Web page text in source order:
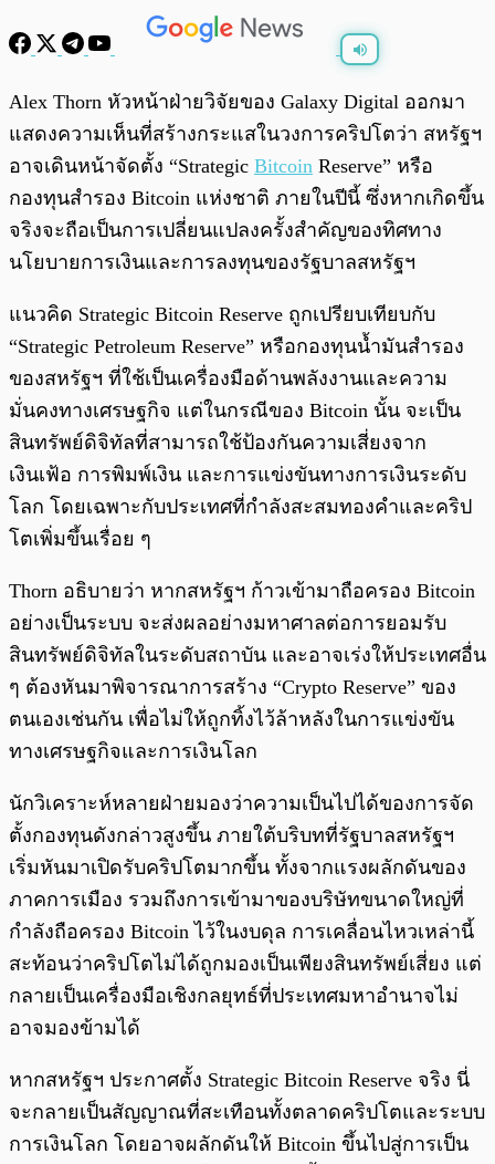
พร้อมเล่น
Alex Thorn หัวหน้าฝ่ายวิจัยของ Galaxy Digital ออกมา
แสดงความเห็นที่สร้างกระแสในวงการคริปโตว่า สหรัฐฯ
อาจเดินหน้าจัดตั้ง “Strategic Bitcoin Reserve” หรือ
กองทุนสำรอง Bitcoin แห่งชาติ ภายในปีนี้ ซึ่งหากเกิดขึ้น
จริงจะถือเป็นการเปลี่ยนแปลงครั้งสำคัญของทิศทาง
นโยบายการเงินและการลงทุนของรัฐบาลสหรัฐฯ
แนวคิด Strategic Bitcoin Reserve ถูกเปรียบเทียบกับ
“Strategic Petroleum Reserve” หรือกองทุนน้ำมันสำรอง
ของสหรัฐฯ ที่ใช้เป็นเครื่องมือด้านพลังงานและความ
มั่นคงทางเศรษฐกิจ แต่ในกรณีของ Bitcoin นั้น จะเป็น
สินทรัพย์ดิจิทัลที่สามารถใช้ป้องกันความเสี่ยงจาก
เงินเฟ้อ การพิมพ์เงิน และการแข่งขันทางการเงินระดับ
โลก โดยเฉพาะกับประเทศที่กำลังสะสมทองคำและคริป
โตเพิ่มขึ้นเรื่อย ๆ
Thorn อธิบายว่า หากสหรัฐฯ ก้าวเข้ามาถือครอง Bitcoin
อย่างเป็นระบบ จะส่งผลอย่างมหาศาลต่อการยอมรับ
สินทรัพย์ดิจิทัลในระดับสถาบัน และอาจเร่งให้ประเทศอื่น
ๆ ต้องหันมาพิจารณาการสร้าง “Crypto Reserve” ของ
ตนเองเช่นกัน เพื่อไม่ให้ถูกทิ้งไว้ล้าหลังในการแข่งขัน
ทางเศรษฐกิจและการเงินโลก
นักวิเคราะห์หลายฝ่ายมองว่าความเป็นไปได้ของการจัด
ตั้งกองทุนดังกล่าวสูงขึ้น ภายใต้บริบทที่รัฐบาลสหรัฐฯ
เริ่มหันมาเปิดรับคริปโตมากขึ้น ทั้งจากแรงผลักดันของ
ภาคการเมือง รวมถึงการเข้ามาของบริษัทขนาดใหญ่ที่
กำลังถือครอง Bitcoin ไว้ในงบดุล การเคลื่อนไหวเหล่านี้
สะท้อนว่าคริปโตไม่ได้ถูกมองเป็นเพียงสินทรัพย์เสี่ยง แต่
กลายเป็นเครื่องมือเชิงกลยุทธ์ที่ประเทศมหาอำนาจไม่
อาจมองข้ามได้
หากสหรัฐฯ ประกาศตั้ง Strategic Bitcoin Reserve จริง นี่
จะกลายเป็นสัญญาณที่สะเทือนทั้งตลาดคริปโตและระบบ
การเงินโลก โดยอาจผลักดันให้ Bitcoin ขึ้นไปสู่การเป็น